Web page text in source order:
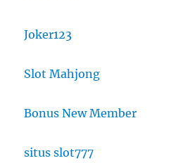
Joker123
Slot Mahjong
Bonus New Member
situs slot777